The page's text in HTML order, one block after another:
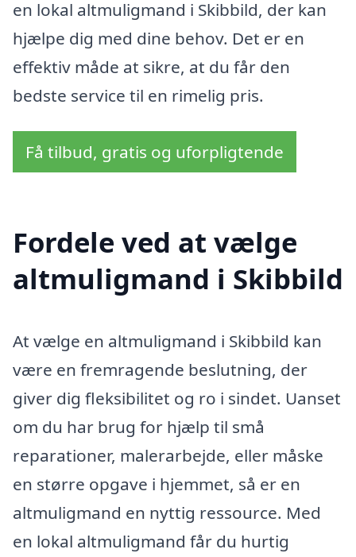
en lokal altmuligmand i Skibbild, der kan
hjælpe dig med dine behov. Det er en
effektiv måde at sikre, at du får den
bedste service til en rimelig pris.
Få tilbud, gratis og uforpligtende
Fordele ved at vælge
altmuligmand i Skibbild
At vælge en altmuligmand i Skibbild kan
være en fremragende beslutning, der
giver dig fleksibilitet og ro i sindet. Uanset
om du har brug for hjælp til små
reparationer, malerarbejde, eller måske
en større opgave i hjemmet, så er en
altmuligmand en nyttig ressource. Med
en lokal altmuligmand får du hurtig